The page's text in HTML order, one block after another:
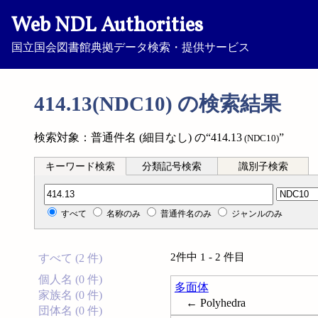
Web NDL Authorities
国立国会図書館典拠データ検索・提供サービス
414.13(NDC10) の検索結果
検索対象：普通件名 (細目なし) の“414.13 (NDC10)”
キーワード検索 分類記号検索 識別子検索
分類記号検索
すべて 名称のみ 普通件名のみ ジャンルのみ
すべて (2 件)
個人名 (0 件)
家族名 (0 件)
団体名 (0 件)
2件中 1 - 2 件目
多面体
← Polyhedra